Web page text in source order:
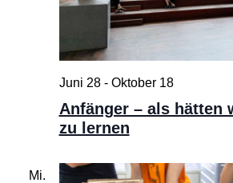
Anfänger – als hätten
zu lernen
Juni 28- Oktober 18
Mi.